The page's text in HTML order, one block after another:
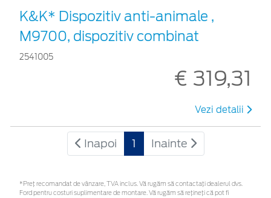
K&K* Dispozitiv anti-animale ,
M9700, dispozitiv combinat
2541005
€ 319,31
Vezi detalii
Inapoi 1 Inainte
*Preţ recomandat de vânzare, TVA inclus. Vă rugăm să contactaţi dealerul dvs.
Ford pentru costuri suplimentare de montare. Vă rugăm să rețineți că pot fi